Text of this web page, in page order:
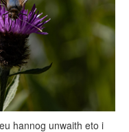
hannog unwaith eto i